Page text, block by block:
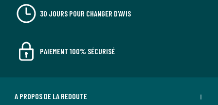
30 JOURS POUR CHANGER D'AVIS
PAIEMENT 100% SÉCURISÉ
A PROPOS DE LA REDOUTE